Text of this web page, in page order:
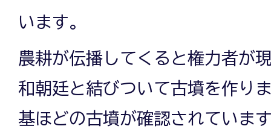
います。
農耕が伝播してくると権力者が
和朝廷と結びついて古墳を作り
基ほどの古墳が確認されていま